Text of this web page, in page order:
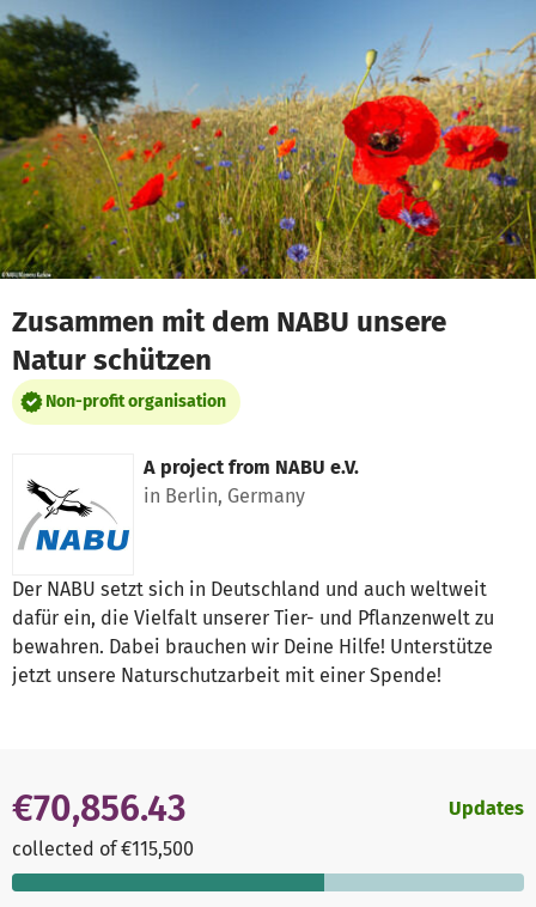
Skip to main content
Show accessibility statement
Zusammen mit dem NABU unsere
Natur schützen
Non-profit organisation
A project from NABU e.V.
in Berlin, Germany
Der NABU setzt sich in Deutschland und auch weltweit
dafür ein, die Vielfalt unserer Tier- und Pflanzenwelt zu
bewahren. Dabei brauchen wir Deine Hilfe! Unterstütze
jetzt unsere Naturschutzarbeit mit einer Spende!
€70,856.43
collected of €115,500
Updates